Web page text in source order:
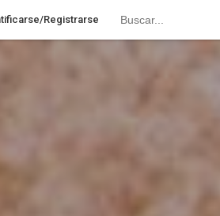
Registrarse